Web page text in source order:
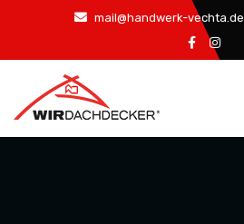
springen
mail@handwerk-vechta.de